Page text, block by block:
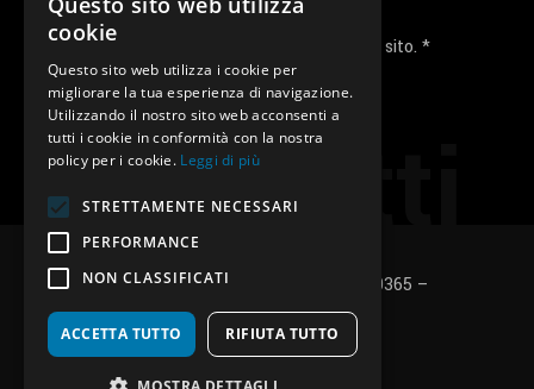
Contatti
nella nostraprivacy policy
Ho letto e accetto la privacy policy del sito. *
Invia I Dati
SUNUP S.r.l. – P.Iva e C.F.: 03496530365 –
Privacy policy –Cookies policy
fb in
cookie
Questo sito web utilizza i cookie per
migliorare la tua esperienza di navigazione.
Utilizzando il nostro sito web acconsenti a
tutti i cookie in conformità con la nostra
policy per i cookie. Leggi di più
STRETTAMENTE NECESSARI
PERFORMANCE
NON CLASSIFICATI
ACCETTA TUTTO RIFIUTA TUTTO